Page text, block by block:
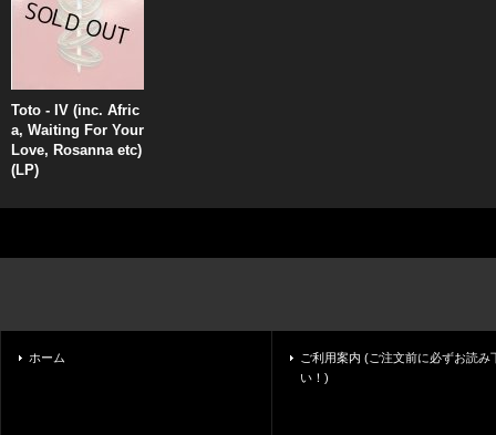
Toto - IV (inc. Afric
a, Waiting For Your
Love, Rosanna etc)
(LP)
ホーム
ご利用案内 (ご注文前に必ずお読み
い！)